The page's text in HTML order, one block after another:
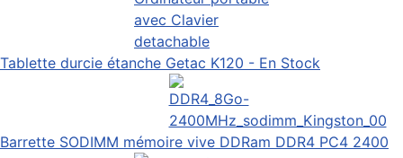
Tablette durcie étanche Getac K120 - En Stock
Barrette SODIMM mémoire vive DDRam DDR4 PC4 2400